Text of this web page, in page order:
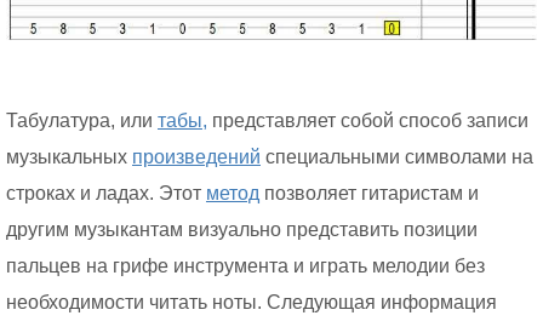
Табулатура, или табы, представляет собой способ записи
музыкальных произведений специальными символами на
строках и ладах. Этот метод позволяет гитаристам и
другим музыкантам визуально представить позиции
пальцев на грифе инструмента и играть мелодии без
необходимости читать ноты. Следующая информация